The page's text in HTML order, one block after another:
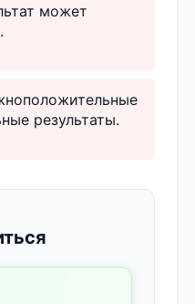
может
результаты.